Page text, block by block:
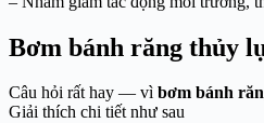
Bơm bánh răng thủy
Câu hỏi rất hay — vì bơm bánh
Giải thích chi tiết như sau